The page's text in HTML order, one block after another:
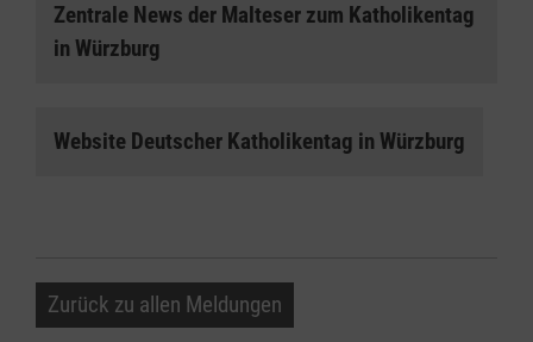
Zentrale News der Malteser zum Katholikentag
in Würzburg
Website Deutscher Katholikentag in Würzburg
Zurück zu allen Meldungen